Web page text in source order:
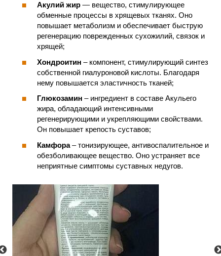
Акулий жир — вещество, стимулирующее
обменные процессы в хрящевых тканях. Оно
повышает метаболизм и обеспечивает быструю
регенерацию поврежденных сухожилий, связок и
хрящей;
Хондроитин – компонент, стимулирующий синтез
собственной гиалуроновой кислоты. Благодаря
нему повышается эластичность тканей;
Глюкозамин – ингредиент в составе Акульего
жира, обладающий интенсивными
регенерирующими и укрепляющими свойствами.
Он повышает крепость суставов;
Камфора– тонизирующее, антивоспалительное и
обезболивающее вещество. Оно устраняет все
неприятные симптомы суставных недугов.